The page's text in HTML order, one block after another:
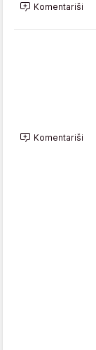
Komentariši
Komentariši